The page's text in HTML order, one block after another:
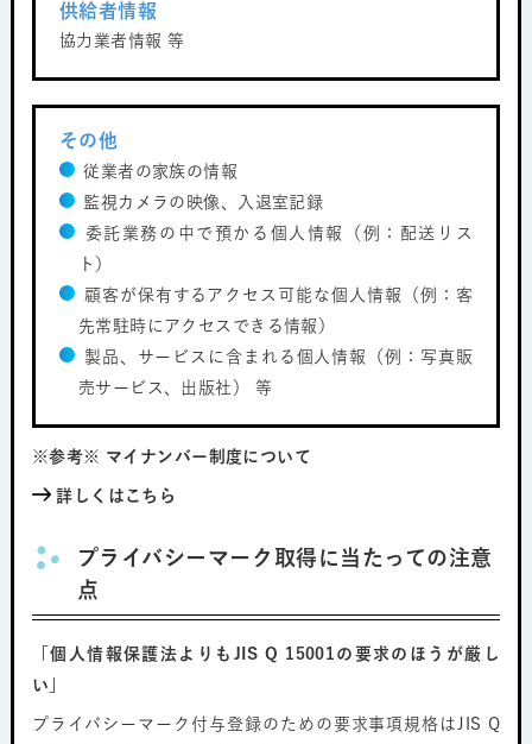
供給者情報
協力業者情報 等
その他
従業者の家族の情報
監視カメラの映像、入退室記録
委託業務の中で預かる個人情報（例：配送リス
ト）
顧客が保有するアクセス可能な個人情報（例：客
先常駐時にアクセスできる情報）
製品、サービスに含まれる個人情報（例：写真販
売サービス、出版社） 等
※参考※ マイナンバー制度について
詳しくはこちら
プライバシーマーク取得に当たっての注意
点
「個人情報保護法よりもJIS Q 15001の要求のほうが厳し
い」
プライバシーマーク付与登録のための要求事項規格はJIS Q